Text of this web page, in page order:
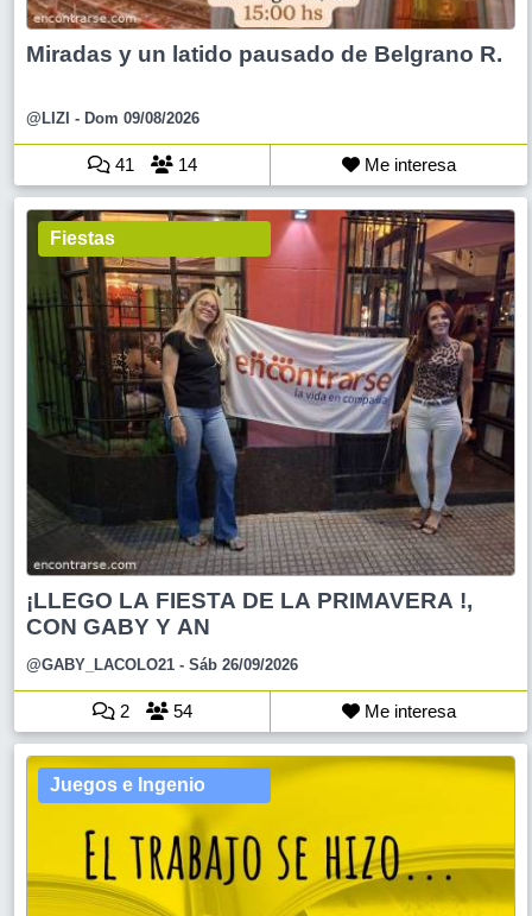
Miradas y un latido pausado de Belgrano R.
@LIZI - Dom 09/08/2026
41 14 Me interesa
Fiestas
¡LLEGO LA FIESTA DE LA PRIMAVERA !,
CON GABY Y AN
@GABY_LACOLO21 - Sáb 26/09/2026
2 54 Me interesa
Juegos e Ingenio